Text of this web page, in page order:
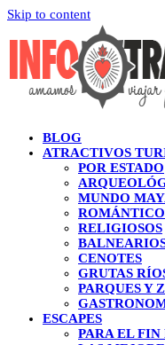
Skip to content
BLOG
ATRACTIVOS
POR ESTADO
MUNDO
RELIGIOSOS
CENOTES
GRUTAS
PARQUES Y
ESCAPES
PARA EL FIN